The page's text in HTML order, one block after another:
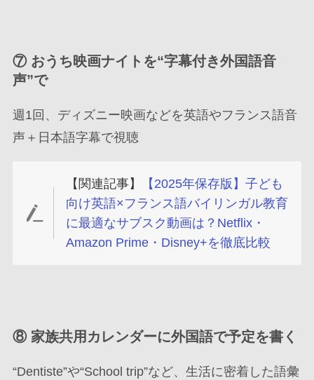
⑦ おうち映画ナイトを“字幕付き外国語音
声”で
週1回、ディズニー映画などを英語やフランス語音
声＋日本語字幕で視聴
【関連記事】
【2025年保存版】子ども
向け英語×フランス語バイリンガル教育
に最適なサブスク動画は？Netflix・
Amazon Prime・Disney+を徹底比較
⑧ 家族共用カレンダーに外国語で予定を書く
“Dentiste”や“School trip”など、生活に密着した語彙